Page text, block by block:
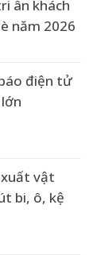
ân khách
năm 2026
điện tử
xuất vật
bi, ô, kệ